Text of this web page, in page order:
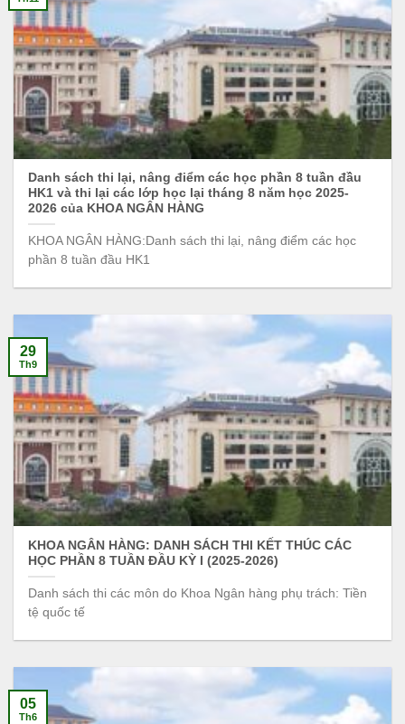
Danh sách thi lại, nâng điểm các học phần 8 tuần đầu
HK1 và thi lại các lớp học lại tháng 8 năm học 2025-
2026 của KHOA NGÂN HÀNG
KHOA NGÂN HÀNG:Danh sách thi lại, nâng điểm các học
phần 8 tuần đầu HK1
KHOA NGÂN HÀNG: DANH SÁCH THI KẾT THÚC CÁC
HỌC PHẦN 8 TUẦN ĐẦU KỲ I (2025-2026)
Danh sách thi các môn do Khoa Ngân hàng phụ trách: Tiền
tệ quốc tế
29
Th9
05
Th6